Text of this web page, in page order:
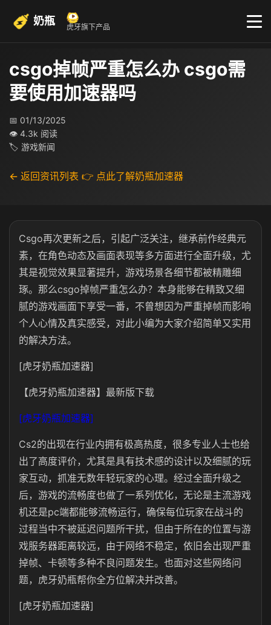
奶瓶 虎牙旗下产品
csgo掉帧严重怎么办 csgo需
要使用加速器吗
📅 01/13/2025
👁 4.3k 阅读
🏷 游戏新闻
← 返回资讯列表 👉 点此了解奶瓶加速器
Csgo再次更新之后，引起广泛关注，继承前作经典元
素，在角色动态及画面表现等多方面进行全面升级，尤
其是视觉效果显著提升，游戏场景各细节都被精雕细
琢。那么csgo掉帧严重怎么办？本身能够在精致又细
腻的游戏画面下享受一番，不曾想因为严重掉帧而影响
个人心情及真实感受，对此小编为大家介绍简单又实用
的解决方法。
[虎牙奶瓶加速器]
【虎牙奶瓶加速器】最新版下载
[虎牙奶瓶加速器]
Cs2的出现在行业内拥有极高热度，很多专业人士也给
出了高度评价，尤其是具有技术感的设计以及细腻的玩
家互动，抓准无数年轻玩家的心理。经过全面升级之
后，游戏的流畅度也做了一系列优化，无论是主流游戏
机还是pc端都能够流畅运行，确保每位玩家在战斗的
过程当中不被延迟问题所干扰，但由于所在的位置与游
戏服务器距离较远，由于网络不稳定，依旧会出现严重
掉帧、卡顿等多种不良问题发生。也面对这些网络问
题，虎牙奶瓶帮你全方位解决并改善。
[虎牙奶瓶加速器]